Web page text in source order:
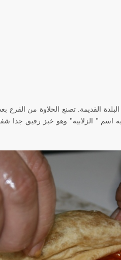
القديمة. تصنع الحلاوة من القرع
اسم " الزلابية" وهو خبز رقيق جدا